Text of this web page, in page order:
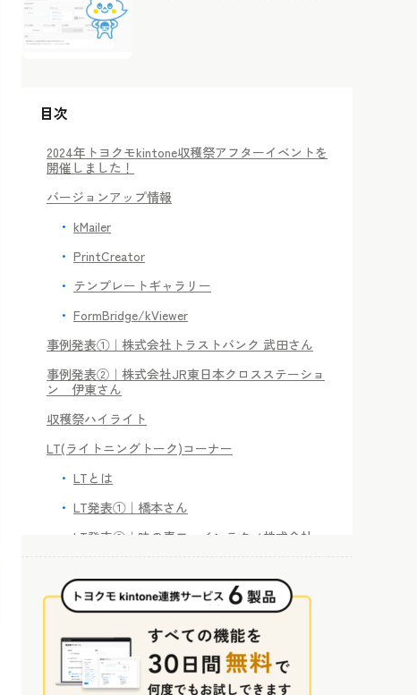
目次
2024年トヨクモkintone収穫祭アフターイベントを
開催しました！
バージョンアップ情報
kMailer
PrintCreator
テンプレートギャラリー
FormBridge/kViewer
事例発表①｜株式会社トラストバンク 武田さん
事例発表②｜株式会社JR東日本クロスステーショ
ン 伊東さん
収穫祭ハイライト
LT(ライトニングトーク)コーナー
LTとは
LT発表①｜橋本さん
LT発表②｜味の素ファインテクノ株式会社
大野さん
LT発表③｜合同会社アクアビット 長井さん
LT発表④｜Leanwork-Zen 三上さん
LT発表⑤｜株式会社マクアケ 山田さん
LT発表⑥｜ロート製薬株式会社 柴田さん